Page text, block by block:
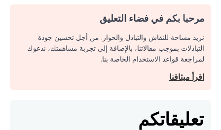
مرحبا بكم في فضاء التعليق
نريد مساحة للنقاش والتبادل والحوار. من أجل تحسين جودة
التبادلات بموجب مقالاتنا، بالإضافة إلى تجربة مساهمتك، ندعوك
لمراجعة قواعد الاستخدام الخاصة بنا.
اقرأ ميثاقنا
تعليقاتكم